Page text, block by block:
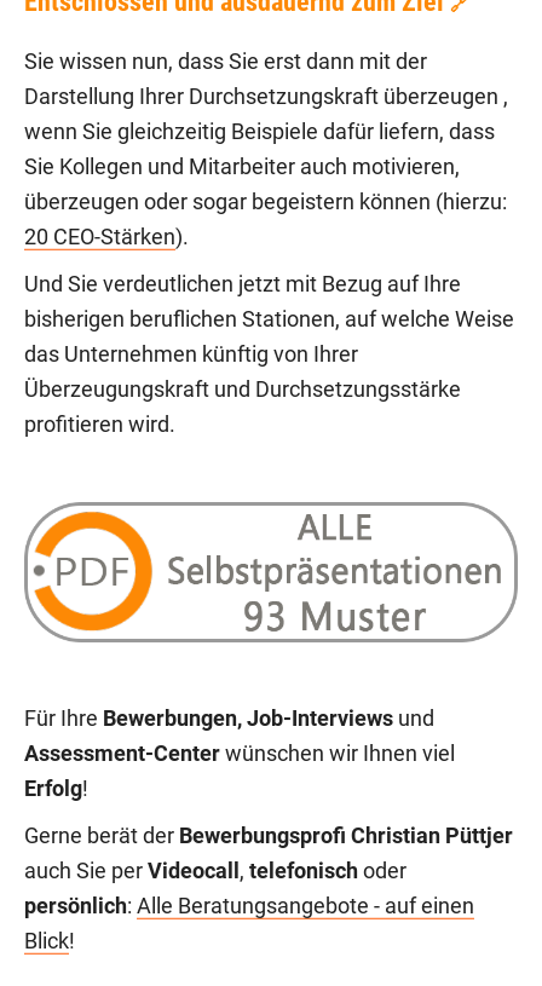
🔗
Sie wissen nun, dass Sie erst dann mit der
Darstellung Ihrer Durchsetzungskraft überzeugen ,
wenn Sie gleichzeitig Beispiele dafür liefern, dass
Sie Kollegen und Mitarbeiter auch motivieren,
überzeugen oder sogar begeistern können (hierzu:
20 CEO-Stärken).
Und Sie verdeutlichen jetzt mit Bezug auf Ihre
bisherigen beruflichen Stationen, auf welche Weise
das Unternehmen künftig von Ihrer
Überzeugungskraft und Durchsetzungsstärke
profitieren wird.
Für Ihre Bewerbungen, Job-Interviews und
Assessment-Center wünschen wir Ihnen viel
Erfolg!
Gerne berät der Bewerbungsprofi Christian Püttjer
auch Sie per Videocall , telefonisch oder
persönlich: Alle Beratungsangebote - auf einen
Blick!